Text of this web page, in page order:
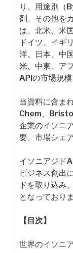
り、用途別（
剤、その他を
は、北米、米
ドイツ、イギ
洋、日本、中
米、中東、ア
APIの市場規模
当資料に含ま
Chem、
企業のイソニ
要、市場シェ
イソニアジド
ビジネス創出
ドを取り込み
となっており
【目次】
世界のイソニ